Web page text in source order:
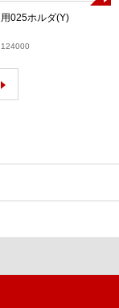
025ホルダ(Y)